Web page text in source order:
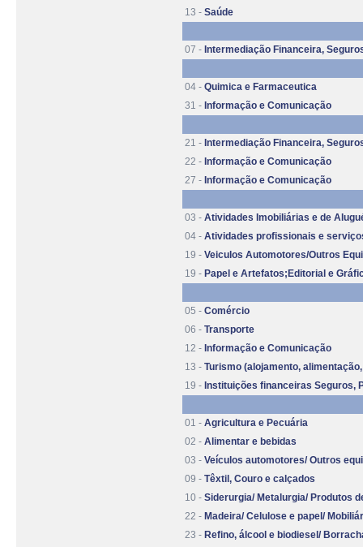
13 - Saúde
07 - Intermediação Financeira,
04 - Quimica e Farmaceutica
31 - Informação e Comunicação
21 - Intermediação Financeira,
22 - Informação e Comunicação
27 - Informação e Comunicação
03 - Atividades Imobiliárias e de
04 - Atividades profissionais e
19 - Veiculos Automotores/Outros
19 - Papel e Artefatos;Editorial e
05 - Comércio
06 - Transporte
12 - Informação e Comunicação
13 - Turismo (alojamento,
19 - Instituições financeiras Seguros,
01 - Agricultura e Pecuária
02 - Alimentar e bebidas
03 - Veículos automotores/ Outros
09 - Têxtil, Couro e calçados
10 - Siderurgia/ Metalurgia/ Produtos
22 - Madeira/ Celulose e papel/
23 - Refino, álcool e biodiesel/